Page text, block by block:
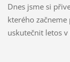
Dnes jsme si
kterého
uskutečnit letos